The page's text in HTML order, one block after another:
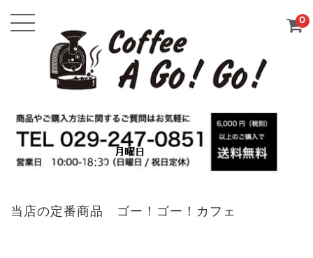
0
当店の定番商品 ゴー！ゴー！カフェ